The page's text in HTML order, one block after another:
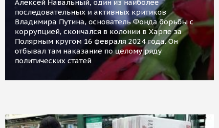
Алексей Навальный, один из наиболее
последовательных и активных критиков
Владимира Путина, основатель Фонда борьбы с
коррупцией, скончался в колонии в Харпе за
Полярным кругом 16 февраля 2024 года. Он
отбывал там наказание по целому ряду
политических статей